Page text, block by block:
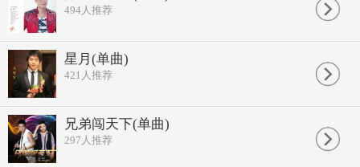
494人推荐
星月(单曲)
421 人推荐
兄弟闯天下(单曲)
297 人推荐